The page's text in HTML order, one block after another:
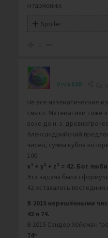
и гармонии.
Spoiler
Viva888
Не все математические
смысл. Математики тоже
веке до н. э.
Александрийский
чисел, сумма кубов
100.
x³ + y³ + z³ = 42. Бог
Эта задача была
42 оставалось последним
В 2015 нерешёнными
42 и 74.
В 2015 Сандер Хёйсман
74=